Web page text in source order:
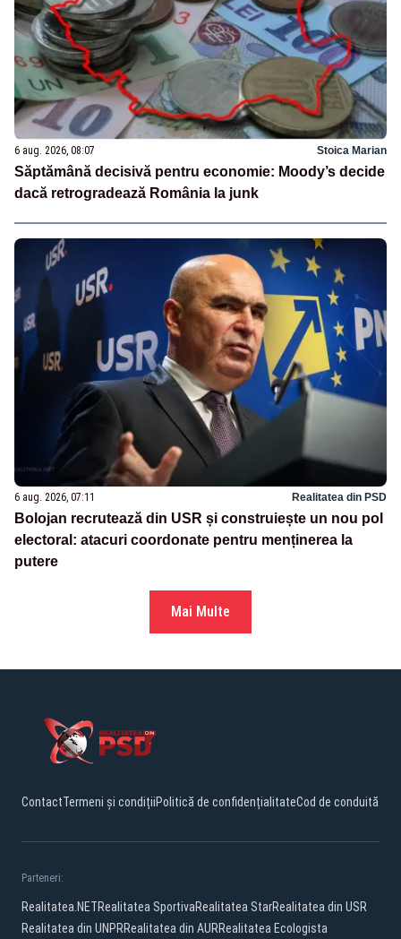
6 aug. 2026, 08:07 Stoica Marian
Săptămână decisivă pentru economie: Moody’s decide
dacă retrogradează România la junk
6 aug. 2026, 07:11 Realitatea din PSD
Bolojan recrutează din USR și construiește un nou pol
electoral: atacuri coordonate pentru menținerea la
putere
Mai Multe
ContactTermeni și condițiiPolitică de confidențialitateCod de conduită
Parteneri:
Realitatea.NETRealitatea SportivaRealitatea StarRealitatea din USR
Realitatea din UNPRRealitatea din AURRealitatea Ecologista